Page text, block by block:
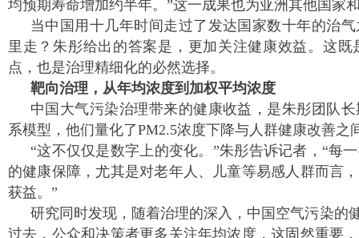
均预期寿命增加约半年。”这一成果也为亚洲其他国家
当中国用十几年时间走过了发达国家数十年的治
里走？朱彤给出的答案是，更加关注健康效益。这
点，也是治理精细化的必然选择。
靶向治理，从年均浓度到加权平均浓度
中国大气污染治理带来的健康收益，是朱彤团队
系模型，他们量化了PM2.5浓度下降与人群健康改善之
“这不仅仅是数字上的变化。”朱彤告诉记者，“每
的健康保障，尤其是对老年人、儿童等易感人群而言
获益。”
研究同时发现，随着治理的深入，中国空气污染的
过去，公众和决策者更多关注年均浓度，这固然重要